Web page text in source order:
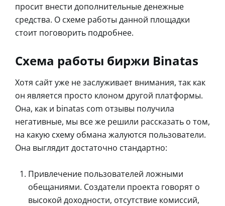
просит внести дополнительные денежные
средства. О схеме работы данной площадки
стоит поговорить подробнее.
Схема работы биржи Binatas
Хотя сайт уже не заслуживает внимания, так как
он является просто клоном другой платформы.
Она, как и binatas com отзывы получила
негативные, мы все же решили рассказать о том,
на какую схему обмана жалуются пользователи.
Она выглядит достаточно стандартно:
Привлечение пользователей ложными
обещаниями. Создатели проекта говорят о
высокой доходности, отсутствие комиссий,